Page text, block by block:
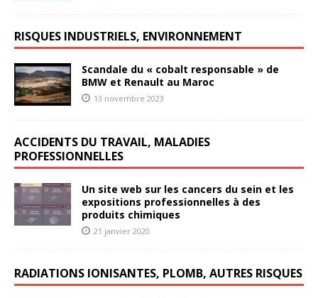
RISQUES INDUSTRIELS, ENVIRONNEMENT
Scandale du « cobalt responsable » de
BMW et Renault au Maroc
13 novembre 2023
ACCIDENTS DU TRAVAIL, MALADIES
PROFESSIONNELLES
Un site web sur les cancers du sein et les
expositions professionnelles à des
produits chimiques
21 janvier 2020
RADIATIONS IONISANTES, PLOMB, AUTRES RISQUES